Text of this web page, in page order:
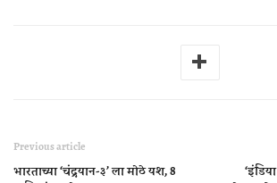
Previous article
भारताच्या ‘चंद्रयान-३’ ला मोठे यश, 8